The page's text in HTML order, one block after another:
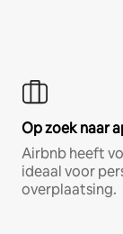
Op zoek naar
Airbnb heeft
ideaal voor
overplaatsing.